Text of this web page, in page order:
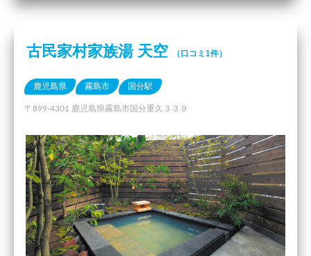
古民家村家族湯 天空 （口コミ1件）
鹿児島県 霧島市 国分駅
〒899-4301 鹿児島県霧島市国分重久３３９